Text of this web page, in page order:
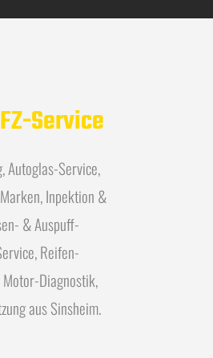
Service
Autoglas-Service,
Inpektion &
& Auspuff-
Reifen-
Diagnostik,
aus Sinsheim.